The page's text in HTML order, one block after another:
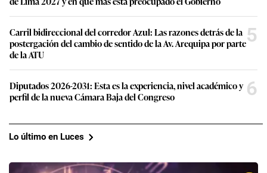
Carril bidireccional del corredor Azul: Las razones detrás de la
postergación del cambio de sentido de la Av. Arequipa por parte
de la ATU
5
Diputados 2026-2031: Esta es la experiencia, nivel académico y
perfil de la nueva Cámara Baja del Congreso
6
Lo último en Luces